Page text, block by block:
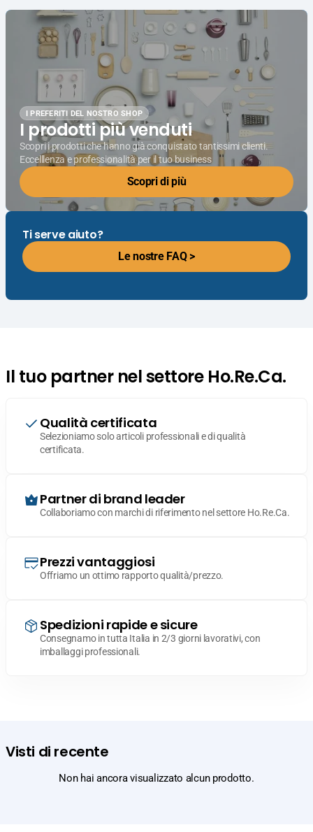
I PREFERITI DEL NOSTRO SHOP
I prodotti più venduti
Scopri i prodotti che hanno già conquistato tantissimi clienti.
Eccelllenza e professionalità per il tuo business
Scopri di più
Ti serve aiuto?
Le nostre FAQ >
Il tuo partner nel settore Ho.Re.Ca.
Qualità certificata
Selezioniamo solo articoli professionali e di qualità
certificata.
Partner di brand leader
Collaboriamo con marchi di riferimento nel settore Ho.Re.Ca.
Prezzi vantaggiosi
Offriamo un ottimo rapporto qualità/prezzo.
Spedizioni rapide e sicure
Consegnamo in tutta Italia in 2/3 giorni lavorativi, con
imballaggi professionali.
Visti di recente
Non hai ancora visualizzato alcun prodotto.